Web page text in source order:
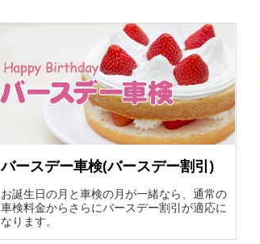
バースデー車検(バースデー割引)
お誕生日の月と車検の月が一緒なら、通常の
車検料金からさらにバースデー割引が適応に
なります。